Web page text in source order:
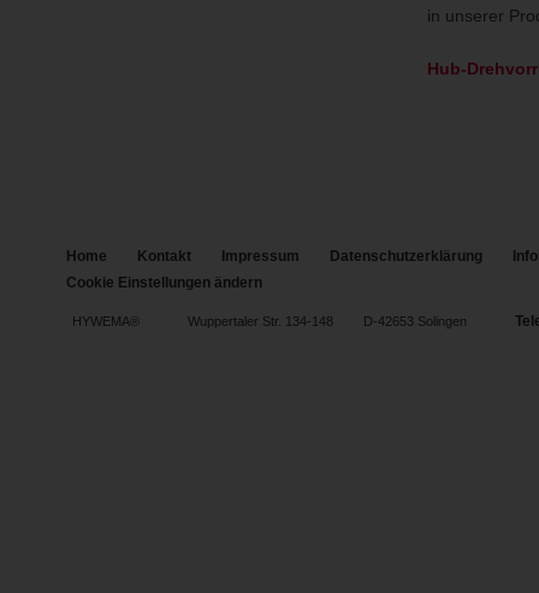
in unserer
Hub-
Home Kontakt Impressum Datenschutzerklärung
Cookie Einstellungen ändern
HYWEMA® Wuppertaler Str. 134-148 D-42653 Solingen